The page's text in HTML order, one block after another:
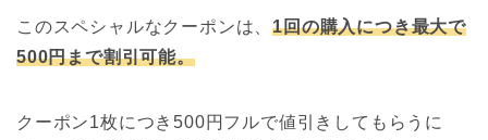
このスペシャルなクーポンは、1回の購入につき最大で
500円まで割引可能。
クーポン1枚につき500円フルで値引きしてもらうに